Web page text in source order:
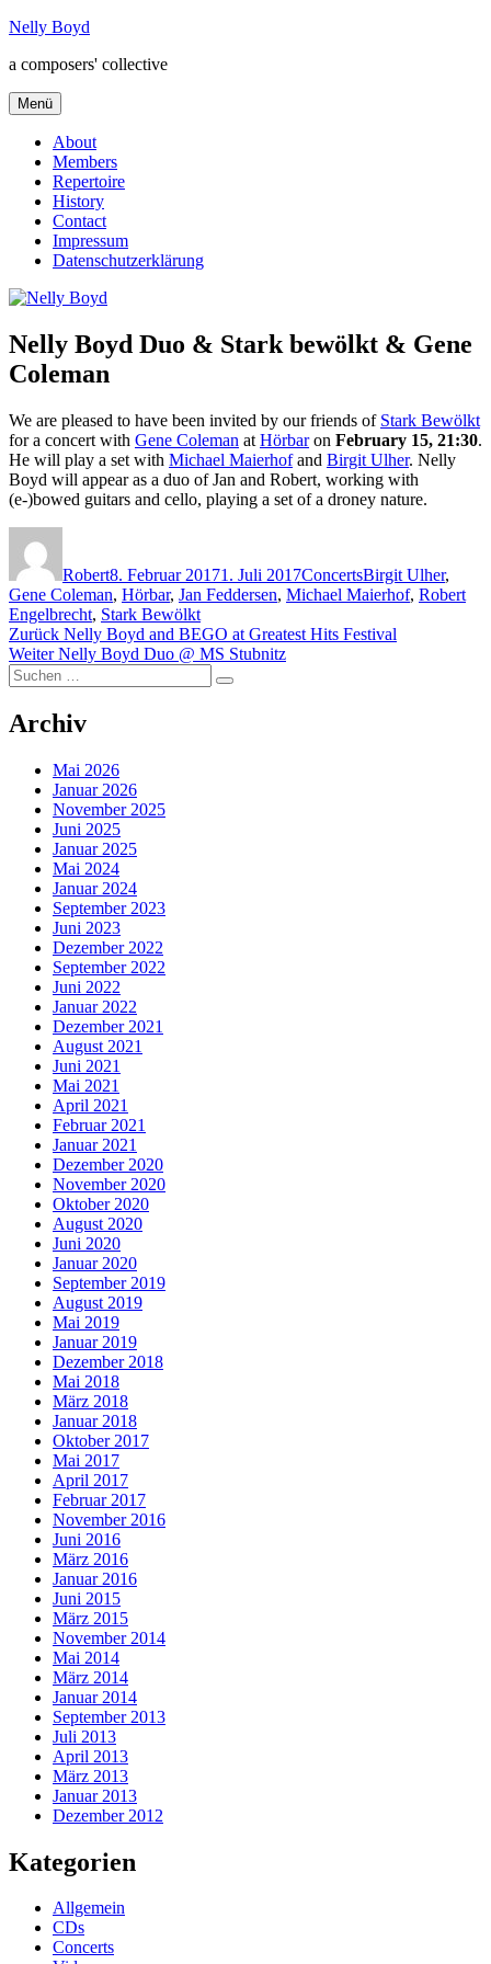
Zum
springen
Nelly Boyd
a composers' collective
Menü
About
Members
Repertoire
History
Contact
Impressum
Datenschutzerklärung
Nelly Boyd Duo & Stark bewölkt & Gene
Coleman
We are pleased to have been invited by our friends of Stark Bewölkt
for a concert with Gene Coleman at Hörbaron February 15, 21:30.
He will play a set with Michael Maierhofand Birgit Ulher. Nelly
Boyd will appear as a duo of Jan and Robert, working with
(e-)bowed guitars and cello, playing a set of a droney nature.
Robert8. Februar 20171. Juli 2017ConcertsBirgit Ulher,
Gene Coleman, Hörbar, Jan Feddersen, Michael Maierhof, Robert
Engelbrecht, Stark Bewölkt
Beitragsnavigation
Zurück Vorheriger
Beitrag:
Nelly Boyd and BEGO at Greatest Hits Festival
Weiter Nächster
Beitrag:
Nelly Boyd Duo @ MS Stubnitz
Suchen
nach:
Suchen
Archiv
Mai 2026
Januar 2026
November 2025
Juni 2025
Januar 2025
Mai 2024
Januar 2024
September 2023
Juni 2023
Dezember 2022
September 2022
Juni 2022
Januar 2022
Dezember 2021
August 2021
Juni 2021
Mai 2021
April 2021
Februar 2021
Januar 2021
Dezember 2020
November 2020
Oktober 2020
August 2020
Juni 2020
Januar 2020
September 2019
August 2019
Mai 2019
Januar 2019
Dezember 2018
Mai 2018
März 2018
Januar 2018
Oktober 2017
Mai 2017
April 2017
Februar 2017
November 2016
Juni 2016
März 2016
Januar 2016
Juni 2015
März 2015
November 2014
Mai 2014
März 2014
Januar 2014
September 2013
Juli 2013
April 2013
März 2013
Januar 2013
Dezember 2012
Kategorien
Allgemein
CDs
Concerts